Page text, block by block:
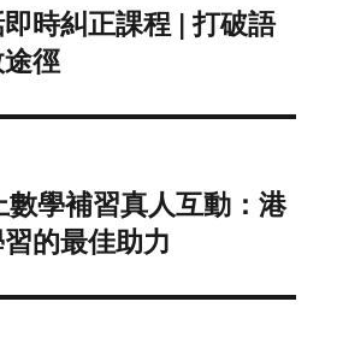
時糾正課程 | 打破語
徑
學補習真人互動：港
的最佳助力